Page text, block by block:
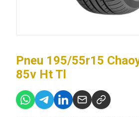
Pneu 195/55r15
85v Ht Tl